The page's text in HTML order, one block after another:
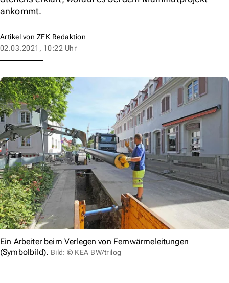
ankommt.
Artikel von ZFK Redaktion
02.03.2021, 10:22 Uhr
Ein Arbeiter beim Verlegen von Fernwärmeleitungen
(Symbolbild). Bild: © KEA BW/trilog